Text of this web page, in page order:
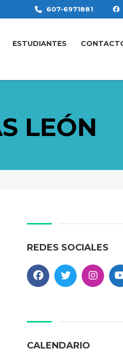
607-6971881
ESTUDIANTES
LEÓN
REDES SOCIALES
CALENDARIO